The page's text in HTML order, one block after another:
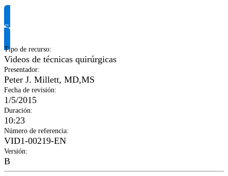
Solicitar información del producto
Tipo de recurso:
Videos de técnicas quirúrgicas
Presentador:
Peter J. Millett, MD,MS
Fecha de revisión:
1/5/2015
Duración:
10:23
Número de referencia:
VID1-00219-EN
Versión:
B